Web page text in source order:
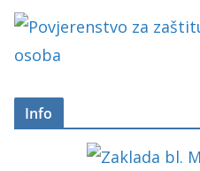
Info